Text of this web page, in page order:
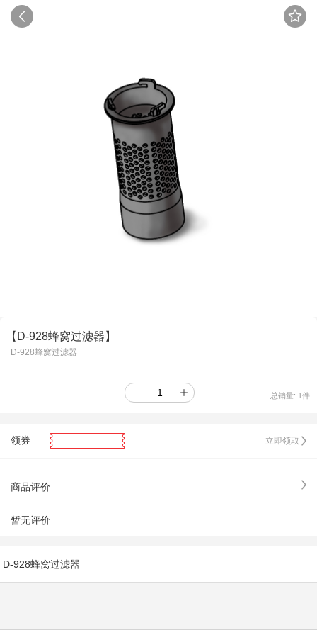
【D-928蜂窝过滤器】
D-928蜂窝过滤器
总销量: 1件
领券 立即领取
商品评价
暂无评价
D-928蜂窝过滤器